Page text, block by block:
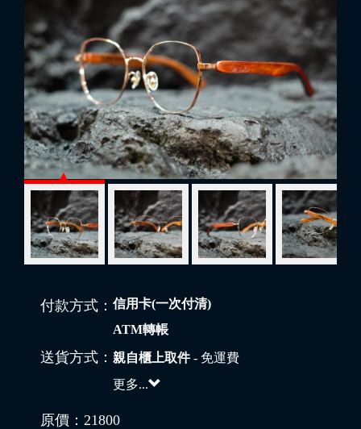
付款方式： 信用卡(一次付清)
ATM轉帳
送貨方式： 親自櫃上取件- 免運費
更多...
原價： 21800